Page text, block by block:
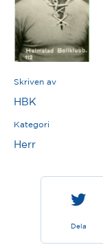
Skriven av
HBK
Kategori
Herr
Dela